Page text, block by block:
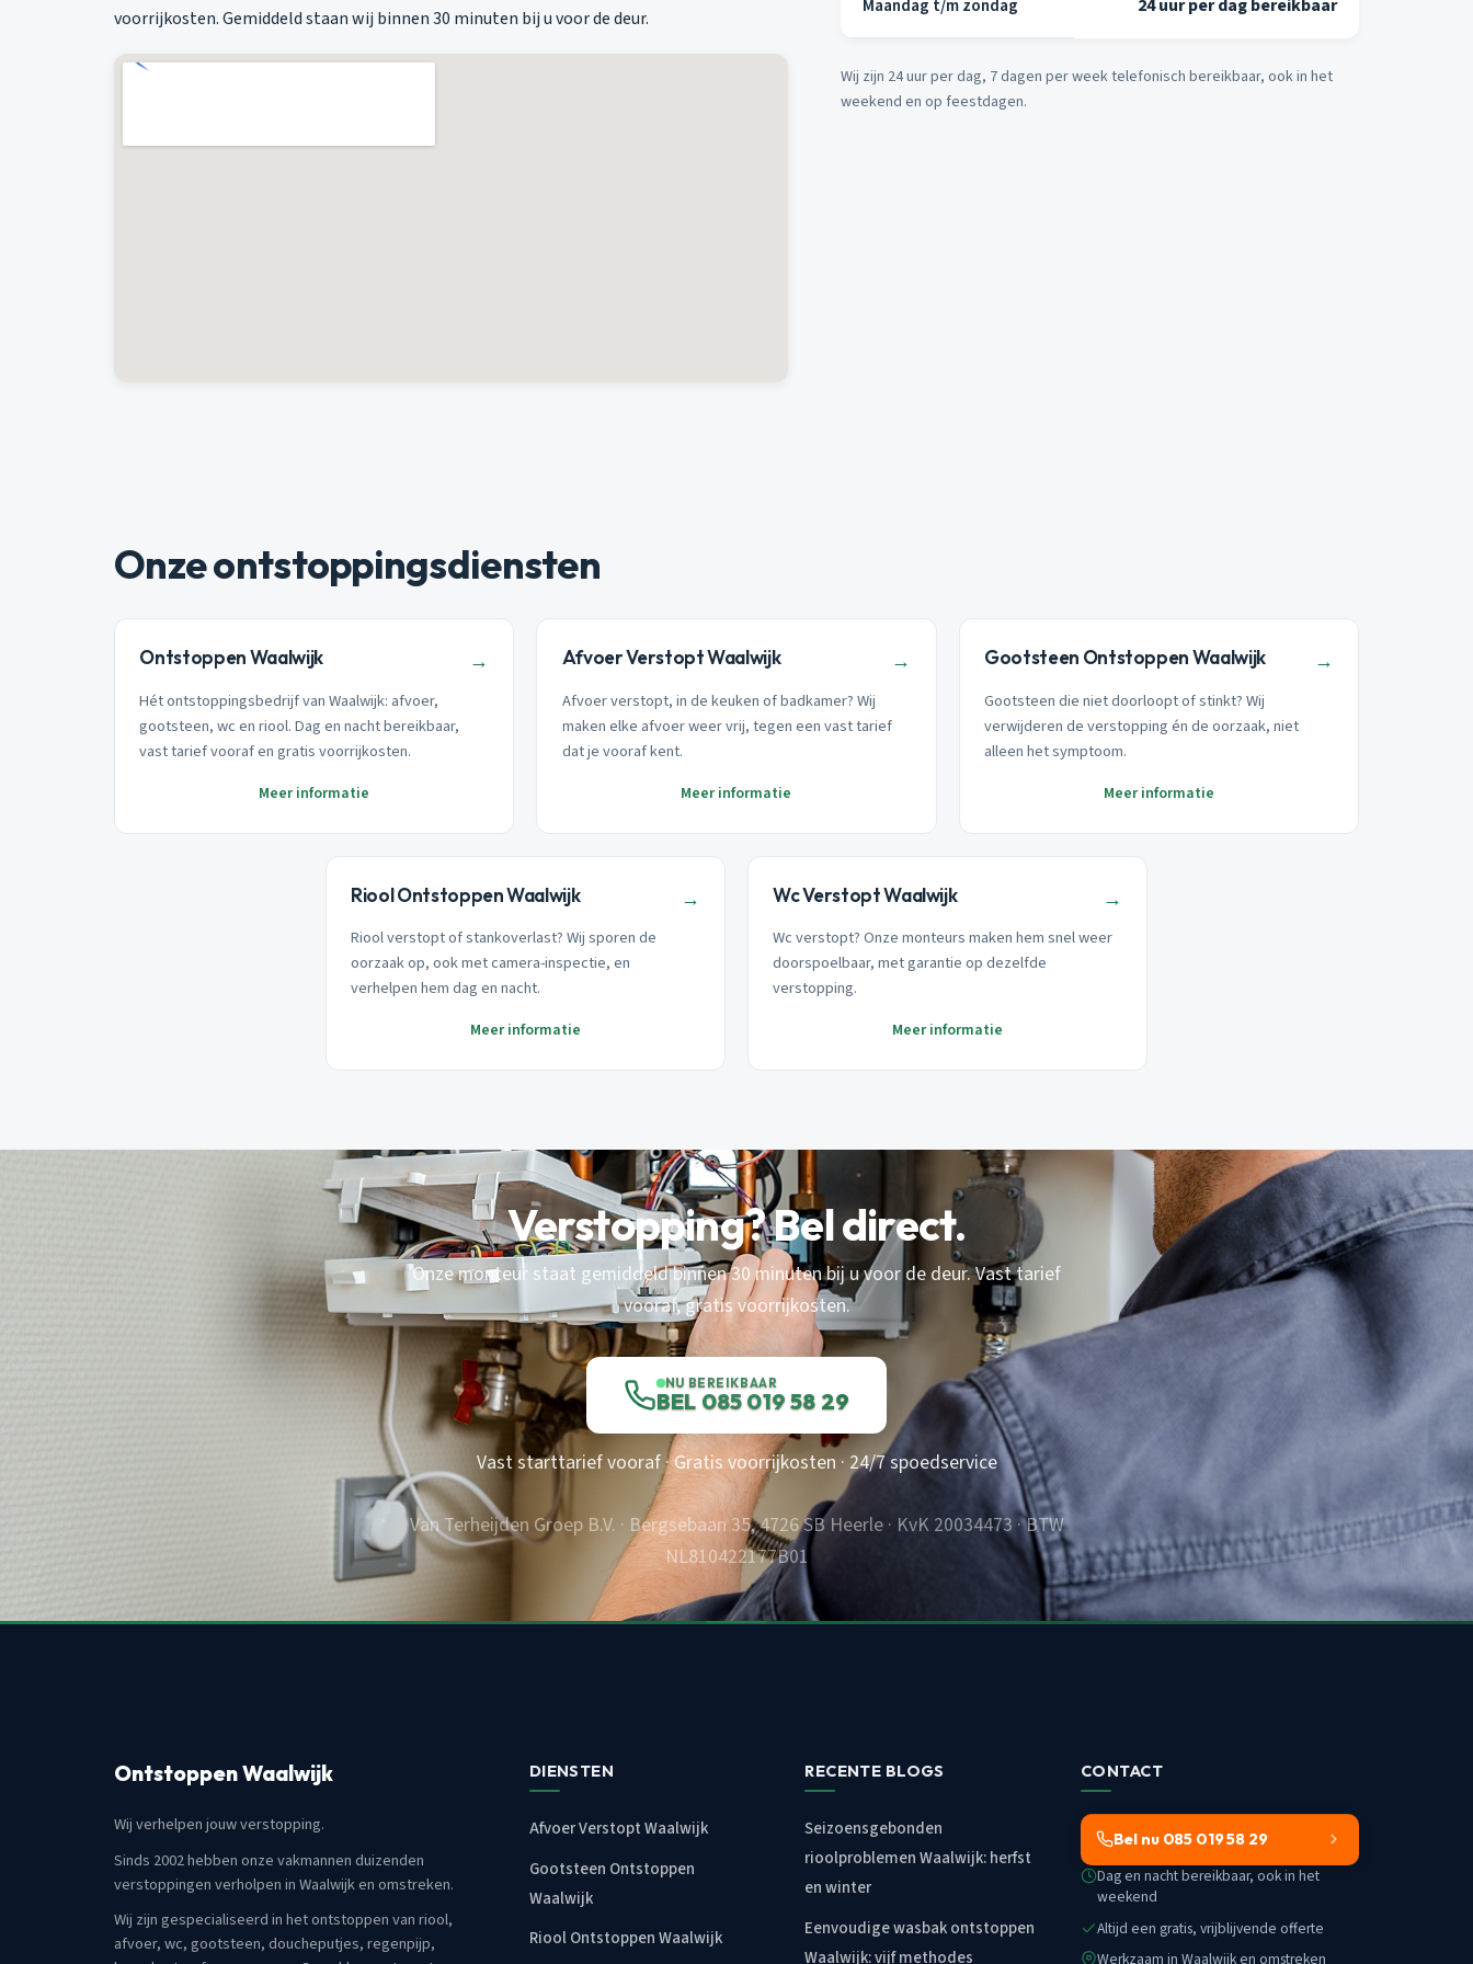
voorrijkosten. Gemiddeld staan wij binnen 30 minuten bij u voor de deur.
Maandag t/m zondag 24 uur per dag bereikbaar
Wij zijn 24 uur per dag, 7 dagen per week telefonisch bereikbaar, ook in het
weekend en op feestdagen.
Onze ontstoppingsdiensten
Ontstoppen Waalwijk →
Hét ontstoppingsbedrijf van Waalwijk: afvoer,
gootsteen, wc en riool. Dag en nacht bereikbaar,
vast tarief vooraf en gratis voorrijkosten.
Meer informatie
Afvoer Verstopt Waalwijk →
Afvoer verstopt, in de keuken of badkamer? Wij
maken elke afvoer weer vrij, tegen een vast tarief
dat je vooraf kent.
Meer informatie
Gootsteen Ontstoppen Waalwijk →
Gootsteen die niet doorloopt of stinkt? Wij
verwijderen de verstopping én de oorzaak, niet
alleen het symptoom.
Meer informatie
Riool Ontstoppen Waalwijk →
Riool verstopt of stankoverlast? Wij sporen de
oorzaak op, ook met camera-inspectie, en
verhelpen hem dag en nacht.
Meer informatie
Wc Verstopt Waalwijk →
Wc verstopt? Onze monteurs maken hem snel weer
doorspoelbaar, met garantie op dezelfde
verstopping.
Meer informatie
Verstopping? Bel direct.
Onze monteur staat gemiddeld binnen 30 minuten bij u voor de deur. Vast tarief
vooraf, gratis voorrijkosten.
NU BEREIKBAAR
BEL 085 019 58 29
Vast starttarief vooraf · Gratis voorrijkosten · 24/7 spoedservice
Van Terheijden Groep B.V. · Bergsebaan 35, 4726 SB Heerle · KvK 20034473 · BTW
NL810422177B01
Ontstoppen Waalwijk
Wij verhelpen jouw verstopping.
Sinds 2002 hebben onze vakmannen duizenden
verstoppingen verholpen in Waalwijk en omstreken.
Wij zijn gespecialiseerd in het ontstoppen van riool,
afvoer, wc, gootsteen, doucheputjes, regenpijp,
DIENSTEN
Afvoer Verstopt Waalwijk
Gootsteen Ontstoppen
Waalwijk
Riool Ontstoppen Waalwijk
RECENTE BLOGS
Seizoensgebonden
rioolproblemen Waalwijk: herfst
en winter
Eenvoudige wasbak ontstoppen
Waalwijk: vijf methodes
CONTACT
Bel nu 085 019 58 29
Dag en nacht bereikbaar, ook in het
weekend
Altijd een gratis, vrijblijvende offerte
Werkzaam in Waalwijk en omstreken